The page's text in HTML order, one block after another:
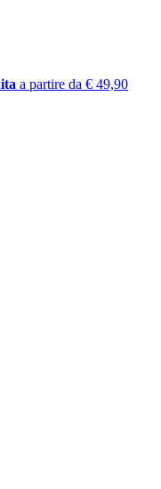
a partire da € 49,90